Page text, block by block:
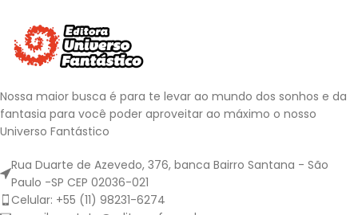
Nossa maior busca é para te levar ao mundo dos sonhos e da
fantasia para você poder aproveitar ao máximo o nosso
Universo Fantástico
Rua Duarte de Azevedo, 376, banca Bairro Santana - São
Paulo -SP CEP 02036-021
Celular: +55 (11) 98231-6274